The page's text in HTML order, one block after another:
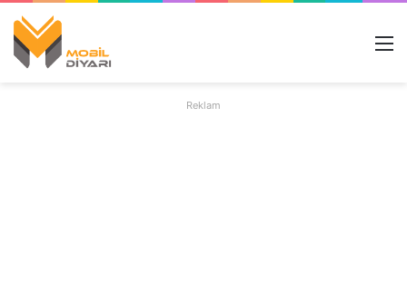
Reklam